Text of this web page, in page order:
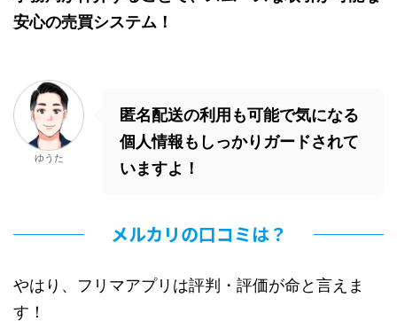
安心の売買システム！
ゆうた
匿名配送の利用も可能で気になる
個人情報もしっかりガードされて
いますよ！
メルカリの口コミは？
やはり、フリマアプリは評判・評価が命と言えま
す！